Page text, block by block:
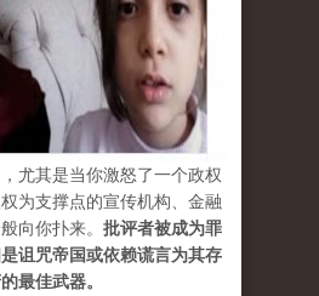
尤其是当你激怒了一个政权
为支撑点的宣传机构、金融
向你扑来。 批评者被成为罪
诅咒帝国或依赖谎言为其存
最佳武器。